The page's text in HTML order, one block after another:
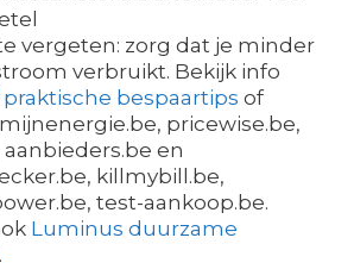
vergeten: zorg dat je minder
verbruikt. Bekijk info
praktische bespaartips of
pricewise.be,
aanbieders.be en
killmybill.be,
test-aankoop.be.
Luminus duurzame
.